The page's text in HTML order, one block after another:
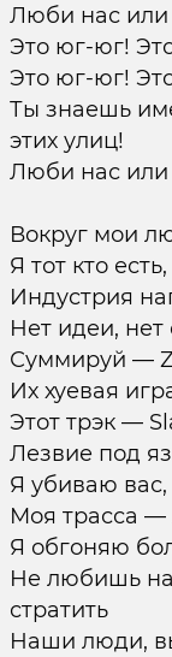
Люби нас или
Это юг-юг!
Это юг-юг!
Ты знаешь
этих улиц!
Люби нас или
Вокруг мои
Я тот кто
Индустрия
Нет идеи, нет
Суммируй —
Их хуевая
Этот трэк —
Лезвие под
Я убиваю
Моя трасса —
Я обгоняю
Не любишь
стратить
Наши люди,